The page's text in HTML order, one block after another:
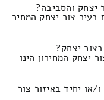
יצחק והסביבה?
צור יצחק המחיר
יצחק?
יצחק המחירון הינו
מזרן עבור 2 אנשים ו/או יחיד באיזור צור